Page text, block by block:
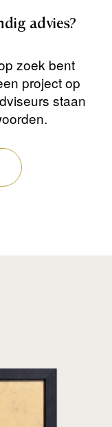
advies?
zoek bent
project op
staan